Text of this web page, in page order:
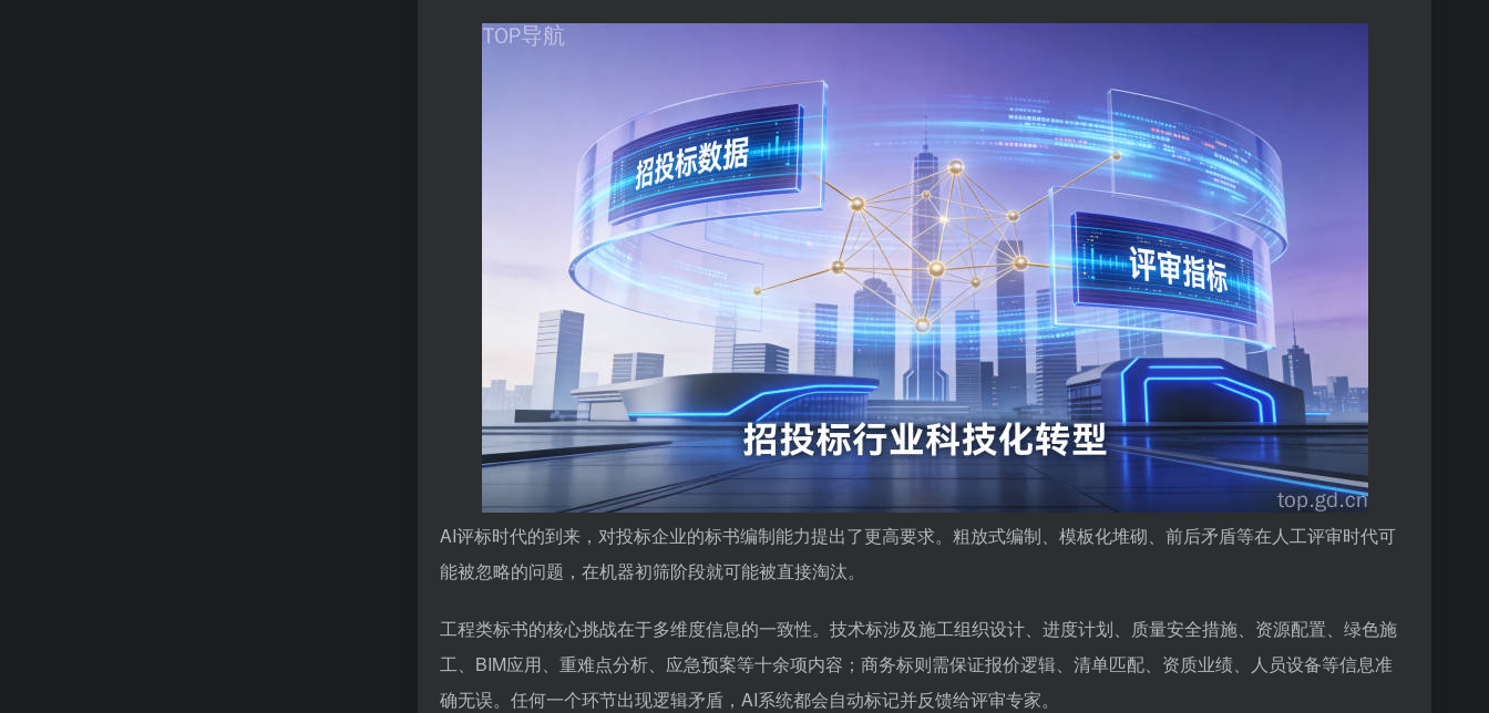
AI评标时代的到来，对投标企业的标书编制能力提出了更高要求。粗放式编制、模板化堆砌、前后矛盾等在人工评审时代可
能被忽略的问题，在机器初筛阶段就可能被直接淘汰。
工程类标书的核心挑战在于多维度信息的一致性。技术标涉及施工组织设计、进度计划、质量安全措施、资源配置、绿色施
工、BIM应用、重难点分析、应急预案等十余项内容；商务标则需保证报价逻辑、清单匹配、资质业绩、人员设备等信息准
确无误。任何一个环节出现逻辑矛盾，AI系统都会自动标记并反馈给评审专家。